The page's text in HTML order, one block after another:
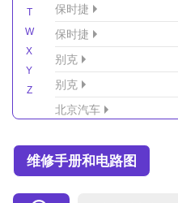
T
W
X
Y
Z
保时捷
保时捷
别克
别克
北京汽车
北京越野车
维修手册和电路图